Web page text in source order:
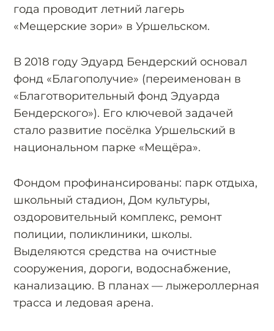
года проводит летний лагерь
«Мещерские зори» в Уршельском.
В 2018 году Эдуард Бендерский основал
фонд «Благополучие» (переименован в
«Благотворительный фонд Эдуарда
Бендерского»). Его ключевой задачей
стало развитие посёлка Уршельский в
национальном парке «Мещёра».
Фондом профинансированы: парк отдыха,
школьный стадион, Дом культуры,
оздоровительный комплекс, ремонт
полиции, поликлиники, школы.
Выделяются средства на очистные
сооружения, дороги, водоснабжение,
канализацию. В планах — лыжероллерная
трасса и ледовая арена.